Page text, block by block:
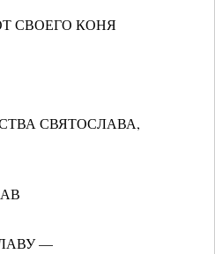
СВОЕГО КОНЯ
СВЯТОСЛАВА,
—